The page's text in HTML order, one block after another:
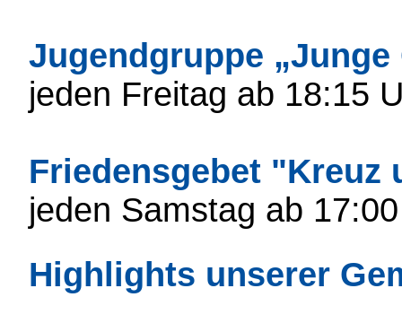
Jugendgruppe „Junge
jeden Freitag ab 18:15
Friedensgebet "Kreuz
jeden Samstag ab
Highlights unserer